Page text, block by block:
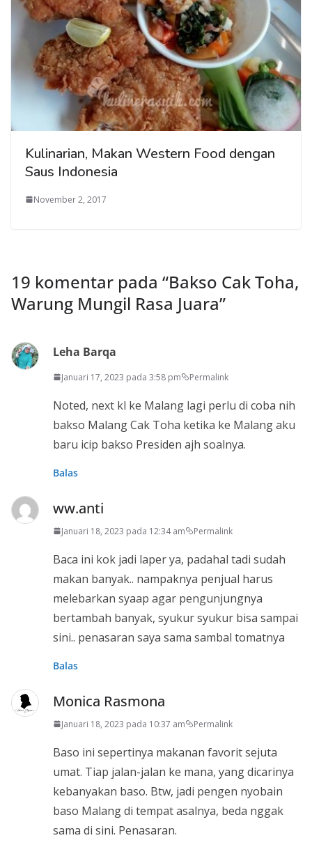
Kulinarian, Makan Western Food dengan
Saus Indonesia
November 2, 2017
19 komentar pada “Bakso Cak Toha,
Warung Mungil Rasa Juara”
Leha Barqa
Januari 17, 2023 pada 3:58 pm Permalink
Noted, next kl ke Malang lagi perlu di coba nih
bakso Malang Cak Toha ketika ke Malang aku
baru icip bakso Presiden ajh soalnya.
Balas
ww.anti
Januari 18, 2023 pada 12:34 am Permalink
Baca ini kok jadi laper ya, padahal tadi sudah
makan banyak.. nampaknya penjual harus
melebarkan syaap agar pengunjungnya
bertambah banyak, syukur syukur bisa sampai
sini.. penasaran saya sama sambal tomatnya
Balas
Monica Rasmona
Januari 18, 2023 pada 10:37 am Permalink
Baso ini sepertinya makanan favorit sejuta
umat. Tiap jalan-jalan ke mana, yang dicarinya
kebanyakan baso. Btw, jadi pengen nyobain
baso Malang di tempat asalnya, beda nggak
sama di sini. Penasaran.